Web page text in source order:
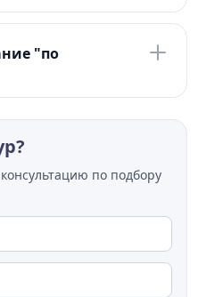
"по
по подбору